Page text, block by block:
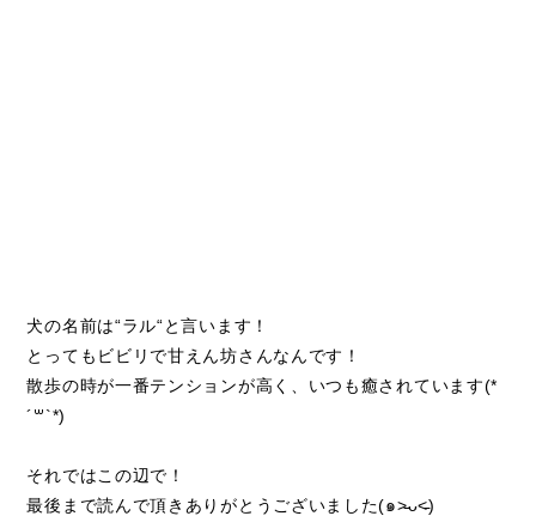
犬の名前は“ラル“と言います！
とってもビビリで甘えん坊さんなんです！
散歩の時が一番テンションが高く、いつも癒されています(*
´꒳`*)
それではこの辺で！
最後まで読んで頂きありがとうございました(๑˃̵ᴗ˂̵)